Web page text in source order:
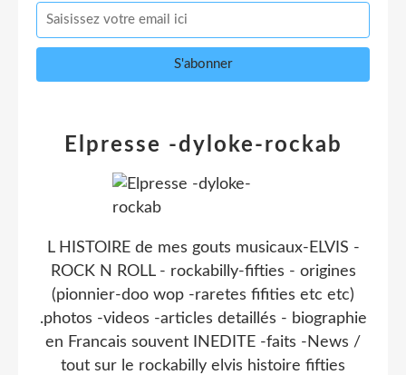
Elpresse -dyloke-rockab
L HISTOIRE de mes gouts musicaux-ELVIS -
ROCK N ROLL - rockabilly-fifties - origines
(pionnier-doo wop -raretes fifities etc etc)
.photos -videos -articles detaillés - biographie
en Francais souvent INEDITE -faits -News /
tout sur le rockabilly elvis histoire fifties